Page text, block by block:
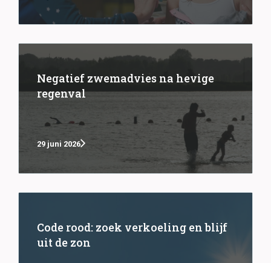
Negatief zwemadvies na hevige
regenval
29 juni 2026
Code rood: zoek verkoeling en blijf
uit de zon